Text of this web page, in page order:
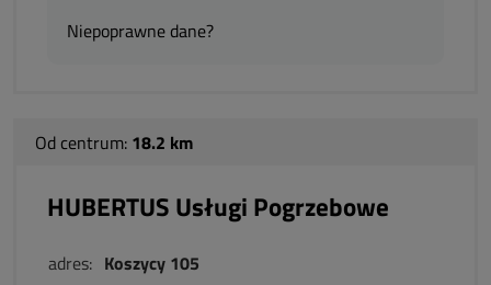
Niepoprawne dane?
Od centrum: 18.2 km
HUBERTUS Usługi Pogrzebowe
adres: Koszycy 105